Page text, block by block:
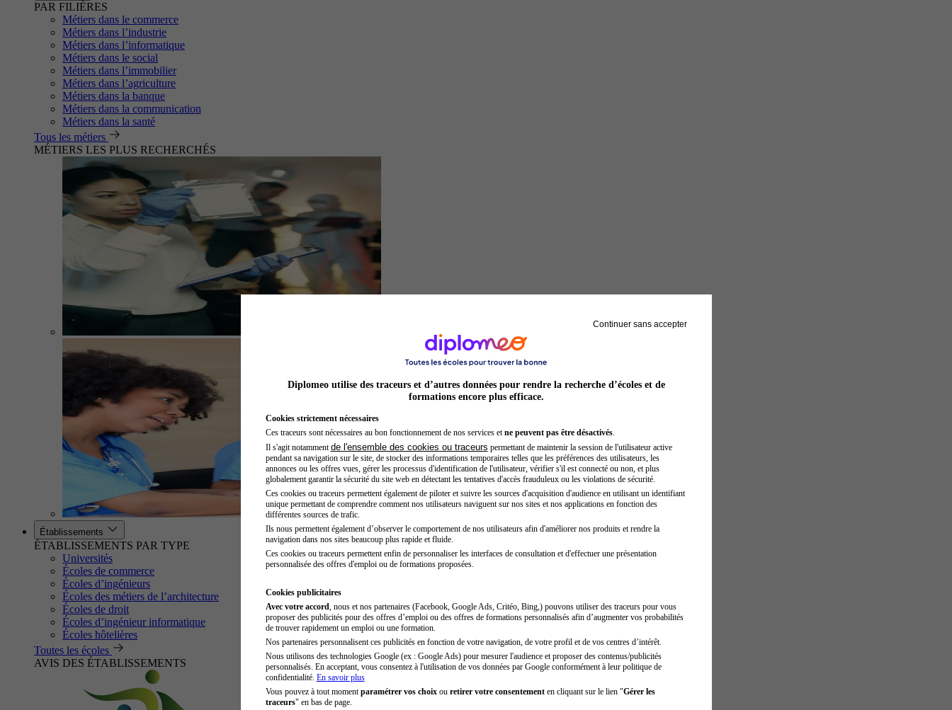
PAR FILIÈRES
Métiers dans le commerce
Métiers dans l’industrie
Métiers dans l’informatique
Métiers dans le social
Métiers dans l’immobilier
Métiers dans l’agriculture
Métiers dans la banque
Métiers dans la communication
Métiers dans la santé
Tous les métiers
MÉTIERS LES PLUS RECHERCHÉS
Inspecteur de police
Établissements
ÉTABLISSEMENTS PAR TYPE
Universités
Écoles de commerce
Écoles d’ingénieurs
Écoles des métiers de l’architecture
Écoles de droit
Écoles d’ingénieur informatique
Écoles hôtelières
Toutes les écoles
AVIS DES ÉTABLISSEMENTS
Continuer sans accepter
Diplomeo utilise des traceurs et d’autres données pour rendre la recherche d’écoles et de
formations encore plus efficace.
Cookies strictement nécessaires
Ces traceurs sont nécessaires au bon fonctionnement de nos services et ne peuvent pas être désactivés.
Il s'agit notamment de l'ensemble des cookies ou traceurs permettant de maintenir la session de l'utilisateur active
pendant sa navigation sur le site, de stocker des informations temporaires telles que les préférences des utilisateurs, les
annonces ou les offres vues, gérer les processus d'identification de l'utilisateur, vérifier s'il est connecté ou non, et plus
globalement garantir la sécurité du site web en détectant les tentatives d'accès frauduleux ou les violations de sécurité.
Ces cookies ou traceurs permettent également de piloter et suivre les sources d'acquisition d'audience en utilisant un identifiant
unique permettant de comprendre comment nos utilisateurs naviguent sur nos sites et nos applications en fonction des
différentes sources de trafic.
Ils nous permettent également d’observer le comportement de nos utilisateurs afin d'améliorer nos produits et rendre la
navigation dans nos sites beaucoup plus rapide et fluide.
Ces cookies ou traceurs permettent enfin de personnaliser les interfaces de consultation et d'effectuer une présentation
personnalisée des offres d'emploi ou de formations proposées.
Cookies publicitaires
Avec votre accord , nous et nos partenaires (Facebook, Google Ads, Critéo, Bing,) pouvons utiliser des traceurs pour vous
proposer des publicités pour des offres d’emploi ou des offres de formations personnalisés afin d’augmenter vos probabilités
de trouver rapidement un emploi ou une formation.
Nos partenaires personnalisent ces publicités en fonction de votre navigation, de votre profil et de vos centres d’intérêt.
Nous utilisons des technologies Google (ex : Google Ads) pour mesurer l'audience et proposer des contenus/publicités
personnalisés. En acceptant, vous consentez à l'utilisation de vos données par Google conformément à leur politique de
confidentialité. En savoir plus
Vous pouvez à tout moment paramétrer vos choixou retirer votre consentementen cliquant sur le lien "Gérer les
traceurs" en bas de page.